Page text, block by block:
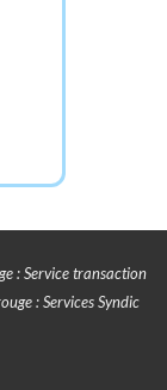
: Service transaction
: Services Syndic